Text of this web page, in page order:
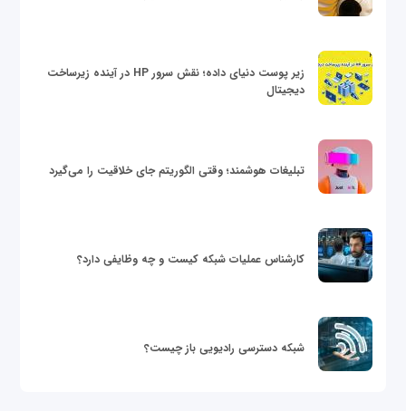
زیر پوست دنیای داده؛ نقش سرور HP در آینده زیرساخت
دیجیتال
تبلیغات هوشمند؛ وقتی الگوریتم جای خلاقیت را می‌گیرد
کارشناس عملیات شبکه کیست و چه وظایفی دارد؟
شبکه دسترسی رادیویی باز چیست؟